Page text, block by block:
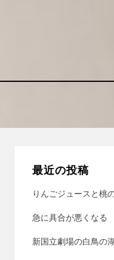
最近の投稿
りんごジュースと桃
急に具合が悪くなる
新国立劇場の白鳥の